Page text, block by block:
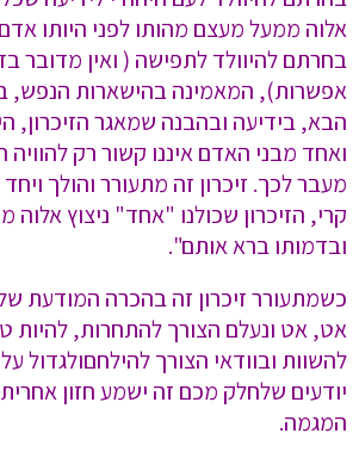
אלוה ממעל מעצם מהותו לפני היותו
בחרתם להיוולד לתפישה ( ואין מדובר
אפשרות), המאמינה בהישארות הנפש,
הבא, בידיעה ובהבנה שמאגר הזיכרון,
ואחד מבני האדם איננו קשור רק
מעבר לכך. זיכרון זה מתעורר והולך
קרי, הזיכרון שכולנו "אחד" ניצוץ
ובדמותו ברא אותם".
כשמתעורר זיכרון זה בהכרה המודעת
אט, אט ונעלם הצורך להתחרות, להיות
להשוות ובוודאי הצורך להילחםולגדול
יודעים שלחלק מכם זה ישמע חזון
המגמה.